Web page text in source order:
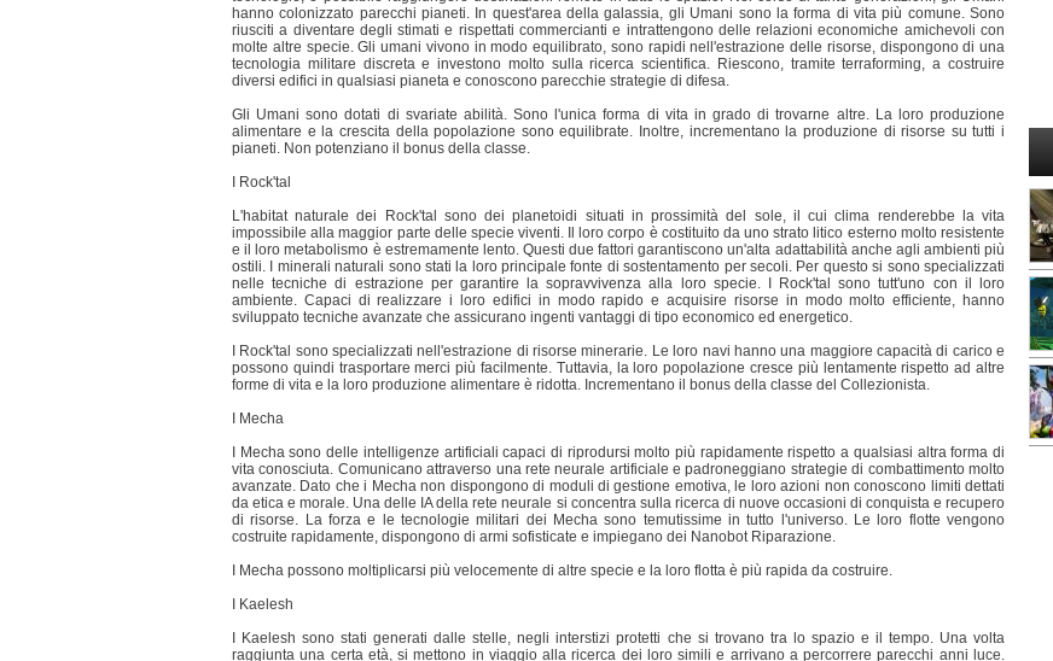
hanno colonizzato parecchi pianeti. In quest'area della galassia, gli Umani sono la forma di vita più comune. Sono
riusciti a diventare degli stimati e rispettati commercianti e intrattengono delle relazioni economiche amichevoli con
molte altre specie. Gli umani vivono in modo equilibrato, sono rapidi nell'estrazione delle risorse, dispongono di una
tecnologia militare discreta e investono molto sulla ricerca scientifica. Riescono, tramite terraforming, a costruire
diversi edifici in qualsiasi pianeta e conoscono parecchie strategie di difesa.
Gli Umani sono dotati di svariate abilità. Sono l'unica forma di vita in grado di trovarne altre. La loro produzione
alimentare e la crescita della popolazione sono equilibrate. Inoltre, incrementano la produzione di risorse su tutti i
pianeti. Non potenziano il bonus della classe.
I Rock'tal
L'habitat naturale dei Rock'tal sono dei planetoidi situati in prossimità del sole, il cui clima renderebbe la vita
impossibile alla maggior parte delle specie viventi. Il loro corpo è costituito da uno strato litico esterno molto resistente
e il loro metabolismo è estremamente lento. Questi due fattori garantiscono un'alta adattabilità anche agli ambienti più
ostili. I minerali naturali sono stati la loro principale fonte di sostentamento per secoli. Per questo si sono specializzati
nelle tecniche di estrazione per garantire la sopravvivenza alla loro specie. I Rock'tal sono tutt'uno con il loro
ambiente. Capaci di realizzare i loro edifici in modo rapido e acquisire risorse in modo molto efficiente, hanno
sviluppato tecniche avanzate che assicurano ingenti vantaggi di tipo economico ed energetico.
I Rock'tal sono specializzati nell'estrazione di risorse minerarie. Le loro navi hanno una maggiore capacità di carico e
possono quindi trasportare merci più facilmente. Tuttavia, la loro popolazione cresce più lentamente rispetto ad altre
forme di vita e la loro produzione alimentare è ridotta. Incrementano il bonus della classe del Collezionista.
I Mecha
I Mecha sono delle intelligenze artificiali capaci di riprodursi molto più rapidamente rispetto a qualsiasi altra forma di
vita conosciuta. Comunicano attraverso una rete neurale artificiale e padroneggiano strategie di combattimento molto
avanzate. Dato che i Mecha non dispongono di moduli di gestione emotiva, le loro azioni non conoscono limiti dettati
da etica e morale. Una delle IA della rete neurale si concentra sulla ricerca di nuove occasioni di conquista e recupero
di risorse. La forza e le tecnologie militari dei Mecha sono temutissime in tutto l'universo. Le loro flotte vengono
costruite rapidamente, dispongono di armi sofisticate e impiegano dei Nanobot Riparazione.
I Mecha possono moltiplicarsi più velocemente di altre specie e la loro flotta è più rapida da costruire.
I Kaelesh
I Kaelesh sono stati generati dalle stelle, negli interstizi protetti che si trovano tra lo spazio e il tempo. Una volta
raggiunta una certa età, si mettono in viaggio alla ricerca dei loro simili e arrivano a percorrere parecchi anni luce.